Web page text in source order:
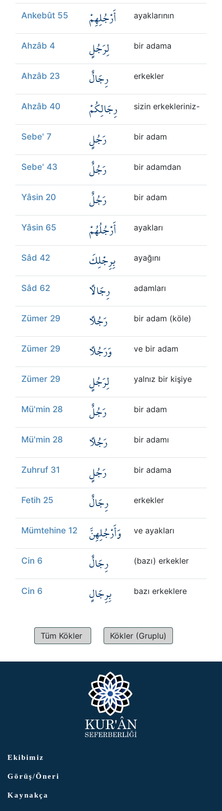
Ankebût 55 أَرْجُلِهِمْ ayaklarının
Ahzâb 4 لِرَجُلٍ bir adama
Ahzâb 23 رِجَالٌ erkekler
Ahzâb 40 رِجَالِكُمْ sizin erkekleriniz-
Sebe' 7 رَجُلٍ bir adam
Sebe' 43 رَجُلٌ bir adamdan
Yâsin 20 رَجُلٌ bir adam
Yâsin 65 أَرْجُلُهُمْ ayakları
Sâd 42 بِرِجْلِكَ ayağını
Sâd 62 رِجَالًا adamları
Zümer 29 رَجُلًا bir adam (köle)
Zümer 29 وَرَجُلًا ve bir adam
Zümer 29 لِرَجُلٍ yalnız bir kişiye
Mü'min 28 رَجُلٌ bir adam
Mü'min 28 رَجُلًا bir adamı
Zuhruf 31 رَجُلٍ bir adama
Fetih 25 رِجَالٌ erkekler
Mümtehine 12 وَأَرْجُلِهِنَّ ve ayakları
Cin 6 رِجَالٌ (bazı) erkekler
Cin 6 بِرِجَالٍ bazı erkeklere
Tüm Kökler Kökler (Gruplu)
Ekibimiz
Görüş/Öneri
Kaynakça